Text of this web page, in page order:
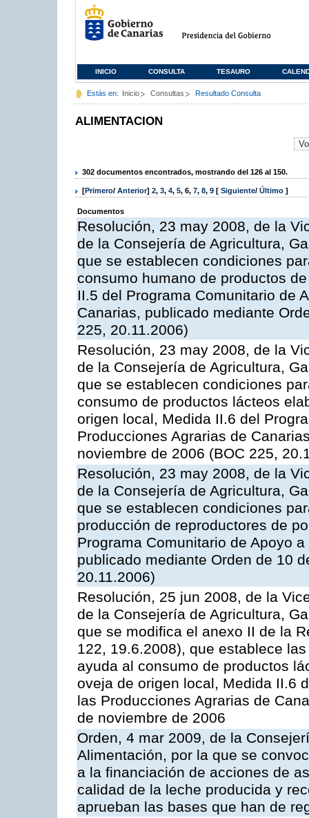
INICIO CONSULTA TESAURO
Estás en: Inicio Consultas Resultado Consulta
ALIMENTACION
302 documentos encontrados, mostrando del 126 al 150.
[Primero/ Anterior] 2, 3, 4, 5, 6, 7, 8, 9 [ Siguiente/ Último ]
Documentos
Resolución, 23 may 2008, de la
de la Consejería de Agricultura,
que se establecen condiciones
consumo humano de productos
II.5 del Programa Comunitario de
Canarias, publicado mediante
225, 20.11.2006)
Resolución, 23 may 2008, de la
de la Consejería de Agricultura,
que se establecen condiciones
consumo de productos lácteos
origen local, Medida II.6 del
Producciones Agrarias de
noviembre de 2006 (BOC 225,
Resolución, 23 may 2008, de la
de la Consejería de Agricultura,
que se establecen condiciones
producción de reproductores de
Programa Comunitario de Apoyo
publicado mediante Orden de 10
20.11.2006)
Resolución, 25 jun 2008, de la
de la Consejería de Agricultura,
que se modifica el anexo II de la
122, 19.6.2008), que establece
ayuda al consumo de productos
oveja de origen local, Medida II.6
las Producciones Agrarias de
de noviembre de 2006
Orden, 4 mar 2009, de la
Alimentación, por la que se
a la financiación de acciones de
calidad de la leche producida y
aprueban las bases que han de